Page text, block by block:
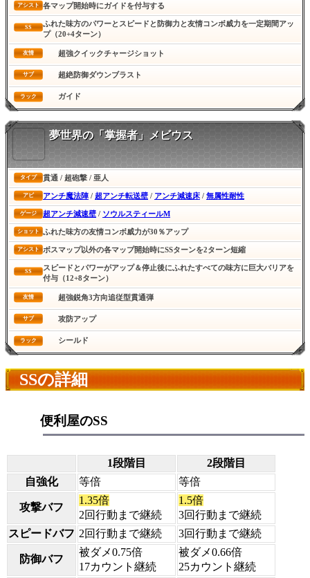
アシスト 各マップ開始時にガイドを付与する
SS
ふれた味方のパワーとスピードと防御力と友情コンボ威力を一定期間アッ
プ（20+4ターン）
友情 超強クイックチャージショット
サブ 超絶防御ダウンブラスト
ラック ガイド
夢世界の「掌握者」メビウス
タイプ 貫通 / 超砲撃 / 亜人
アビ アンチ魔法陣 / 超アンチ転送壁 / アンチ減速床 / 無属性耐性
ゲージ 超アンチ減速壁 / ソウルスティールM
ショット ふれた味方の友情コンボ威力が30％アップ
アシスト ボスマップ以外の各マップ開始時にSSターンを2ターン短縮
SS
スピードとパワーがアップ＆停止後にふれたすべての味方に巨大バリアを
付与（12+8ターン）
友情 超強鋭角3方向追従型貫通弾
サブ 攻防アップ
ラック シールド
SSの詳細
便利屋のSS
1段階目
2段階目
自強化
等倍 等倍
攻撃バフ
1.35倍
2回行動まで継続
1.5倍
3回行動まで継続
スピードバフ 2回行動まで継続 3回行動まで継続
防御バフ
被ダメ0.75倍
17カウント継続
被ダメ0.66倍
25カウント継続